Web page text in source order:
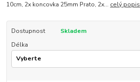
10cm, 2x koncovka 25mm Prato, 2x... celý popis
Dostupnost
Skladem
Délka